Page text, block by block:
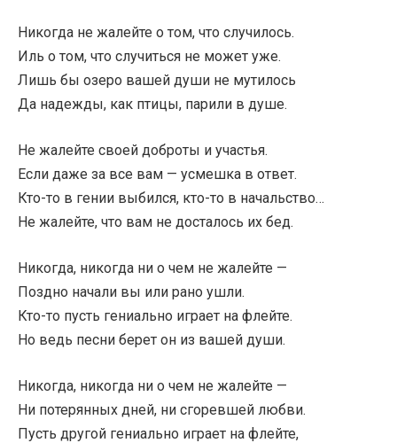
Никогда не жалейте о том, что случилось.
Иль о том, что случиться не может уже.
Лишь бы озеро вашей души не мутилось
Да надежды, как птицы, парили в душе.
Не жалейте своей доброты и участья.
Если даже за все вам — усмешка в ответ.
Кто-то в гении выбился, кто-то в начальство…
Не жалейте, что вам не досталось их бед.
Никогда, никогда ни о чем не жалейте —
Поздно начали вы или рано ушли.
Кто-то пусть гениально играет на флейте.
Но ведь песни берет он из вашей души.
Никогда, никогда ни о чем не жалейте —
Ни потерянных дней, ни сгоревшей любви.
Пусть другой гениально играет на флейте,